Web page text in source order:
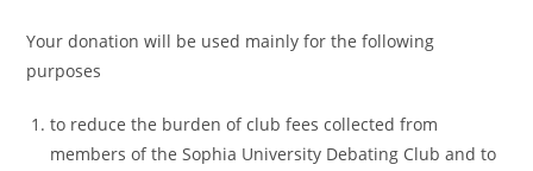
Your donation will be used mainly for the following
purposes
to reduce the burden of club fees collected from
members of the Sophia University Debating Club and to